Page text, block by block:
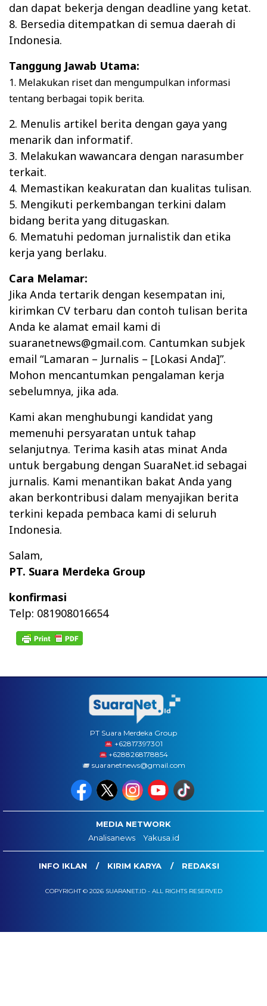
dan dapat bekerja dengan deadline yang ketat.
8. Bersedia ditempatkan di semua daerah di
Indonesia.
Tanggung Jawab Utama:
1. Melakukan riset dan mengumpulkan informasi
tentang berbagai topik berita.
2. Menulis artikel berita dengan gaya yang
menarik dan informatif.
3. Melakukan wawancara dengan narasumber
terkait.
4. Memastikan keakuratan dan kualitas tulisan.
5. Mengikuti perkembangan terkini dalam
bidang berita yang ditugaskan.
6. Mematuhi pedoman jurnalistik dan etika
kerja yang berlaku.
Cara Melamar:
Jika Anda tertarik dengan kesempatan ini,
kirimkan CV terbaru dan contoh tulisan berita
Anda ke alamat email kami di
suaranetnews@gmail.com. Cantumkan subjek
email “Lamaran – Jurnalis – [Lokasi Anda]”.
Mohon mencantumkan pengalaman kerja
sebelumnya, jika ada.
Kami akan menghubungi kandidat yang
memenuhi persyaratan untuk tahap
selanjutnya. Terima kasih atas minat Anda
untuk bergabung dengan SuaraNet.id sebagai
jurnalis. Kami menantikan bakat Anda yang
akan berkontribusi dalam menyajikan berita
terkini kepada pembaca kami di seluruh
Indonesia.
Salam,
PT. Suara Merdeka Group
konfirmasi
Telp: 081908016654
PT Suara Merdeka Group
‪+62817397301
+6288268178854
suaranetnews@gmail.com
MEDIA NETWORK
Analisanews
Yakusa.id
INFO IKLAN KIRIM KARYA REDAKSI
COPYRIGHT © 2026 SUARANET.ID - ALL RIGHTS RESERVED